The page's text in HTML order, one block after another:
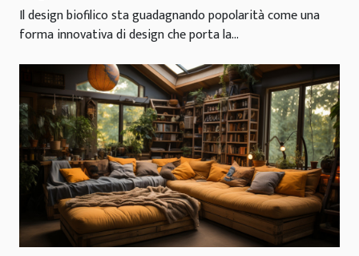
Il design biofilico sta guadagnando popolarità come una
forma innovativa di design che porta la...